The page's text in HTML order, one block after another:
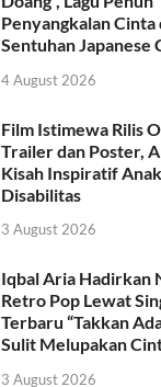
Penyangkalan Cinta
Sentuhan Japanese
4 August 2026
Film Istimewa Rilis
Trailer dan Poster,
Kisah Inspiratif
Disabilitas
3 August 2026
Iqbal Aria Hadirkan
Retro Pop Lewat
Terbaru “Takkan
Sulit Melupakan
3 August 2026